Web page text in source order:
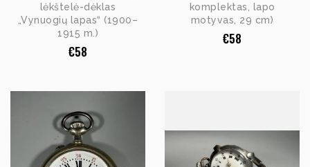
lėkštelė-dėklas
„Vynuogių lapas“ (1900–
1915 m.)
€58
komplektas, lapo
motyvas, 29 cm)
€58